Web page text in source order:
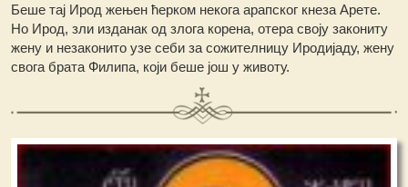
Беше тај Ирод жењен ћерком некога арапског кнеза Арете.
Но Ирод, зли изданак од злога корена, отера своју закониту
жену и незаконито узе себи за сожителницу Иродијаду, жену
свога брата Филипа, који беше још у животу.